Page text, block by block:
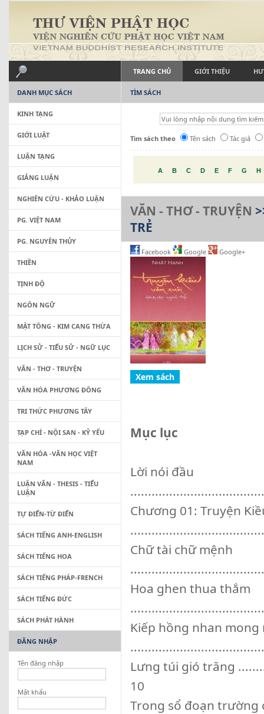
TRANG CHỦ GIỚI THIỆU
TÌM SÁCH
Tìm sách theo Tên sách Tác giả
A B C D E F G H
VĂN - THƠ - TRUYỆN
TRẺ
Facebook Google Google+
Mục lục
Lời nói đầu
Chương 01: Truyện
Chữ tài chữ mệnh
Hoa ghen thua thắm
Kiếp hồng nhan mong
Lưng túi gió trăng
10
Trong sổ đoạn trường
DANH MỤC SÁCH
KINH TẠNG
GIỚI LUẬT
LUẬN TẠNG
GIẢNG LUẬN
NGHIÊN CỨU - KHẢO LUẬN
PG. VIỆT NAM
PG. NGUYÊN THỦY
THIỀN
TỊNH ĐỘ
NGÔN NGỮ
MẬT TÔNG - KIM CANG THỪA
LỊCH SỬ - TIỂU SỬ - NGỮ LỤC
VĂN - THƠ - TRUYỆN
VĂN HÓA PHƯƠNG ĐÔNG
TRI THỨC PHƯƠNG TÂY
TẠP CHÍ - NỘI SAN - KỶ YẾU
VĂN HÓA -VĂN HỌC VIỆT
NAM
LUẬN VĂN - THESIS - TIỂU
LUẬN
TỰ ĐIỂN-TỪ ĐIỂN
SÁCH TIẾNG ANH-ENGLISH
SÁCH TIẾNG HOA
SÁCH TIẾNG PHÁP-FRENCH
SÁCH TIẾNG ĐỨC
SÁCH PHÁT HÀNH
ĐĂNG NHẬP
Tên đăng nhập
Mật khẩu